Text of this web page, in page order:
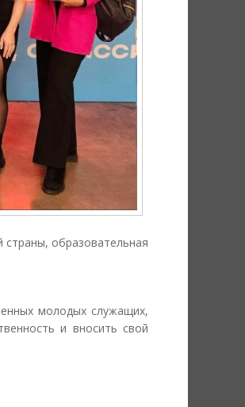
образовательная
молодых служащих,
и вносить свой